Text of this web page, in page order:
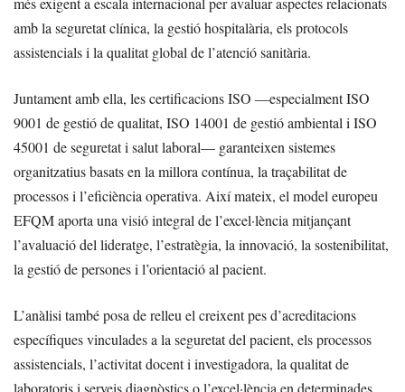
amb la seguretat clínica, la gestió hospitalària, els protocols
assistencials i la qualitat global de l’atenció sanitària.
Juntament amb ella, les certificacions ISO —especialment ISO
9001 de gestió de qualitat, ISO 14001 de gestió ambiental i ISO
45001 de seguretat i salut laboral— garanteixen sistemes
organitzatius basats en la millora contínua, la traçabilitat de
processos i l’eficiència operativa. Així mateix, el model europeu
EFQM aporta una visió integral de l’excel·lència mitjançant
l’avaluació del lideratge, l’estratègia, la innovació, la sostenibilitat,
la gestió de persones i l’orientació al pacient.
L’anàlisi també posa de relleu el creixent pes d’acreditacions
específiques vinculades a la seguretat del pacient, els processos
assistencials, l’activitat docent i investigadora, la qualitat de
laboratoris i serveis diagnòstics o l’excel·lència en determinades